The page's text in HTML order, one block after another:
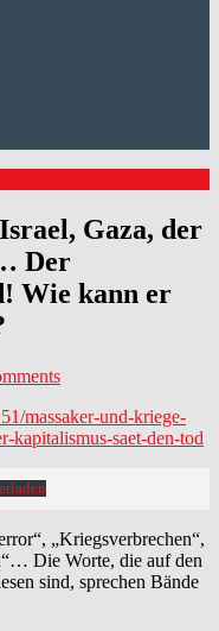
Gaza, der
Der
Wie kann er
massaker-und-kriege-
kapitalismus-saet-den-tod
„Kriegsverbrechen“,
Die Worte, die auf den
sind, sprechen Bände